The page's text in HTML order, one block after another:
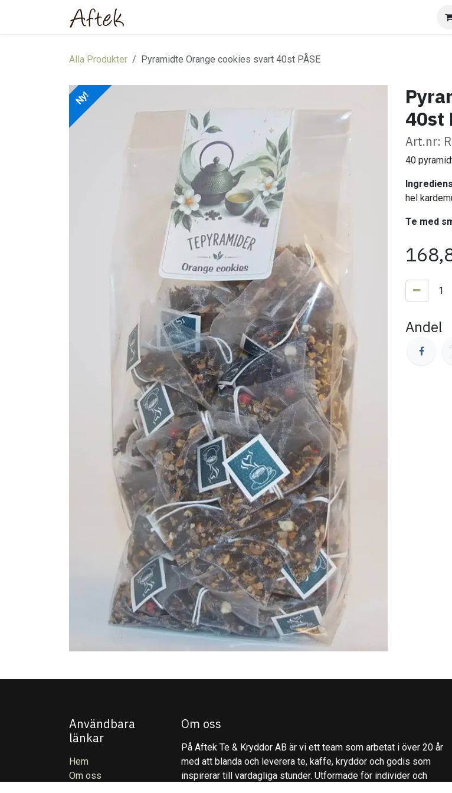
Alla Produkter Pyramidte Orange cookies svart 40st PÅSE
Ny!
40st
Art.nr:
40
hel
Te med
Andel
Användbara
länkar
Hem
Om oss
Om oss
På Aftek Te & Kryddor AB är vi ett team som arbetat i över 20 år
med att blanda och leverera te, kaffe, kryddor och godis som
inspirerar till vardagliga stunder. Utformade för individer och